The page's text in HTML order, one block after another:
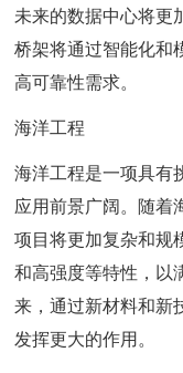
未来的数据中心将更
桥架将通过智能化和
高可靠性需求。
海洋工程
海洋工程是一项具有
应用前景广阔。随着
项目将更加复杂和规
和高强度等特性，以
来，通过新材料和新
发挥更大的作用。